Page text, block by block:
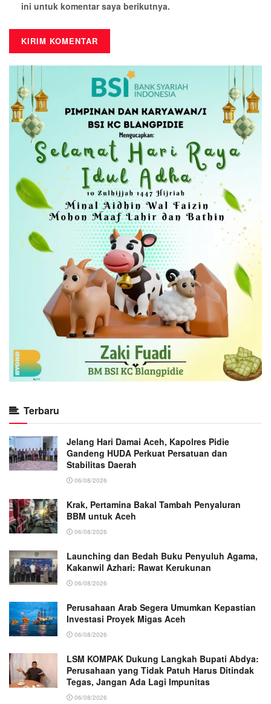
ini untuk komentar saya berikutnya.
Terbaru
Jelang Hari Damai Aceh, Kapolres Pidie
Gandeng HUDA Perkuat Persatuan dan
Stabilitas Daerah
06/08/2026
Krak, Pertamina Bakal Tambah Penyaluran
BBM untuk Aceh
06/08/2026
Launching dan Bedah Buku Penyuluh Agama,
Kakanwil Azhari: Rawat Kerukunan
06/08/2026
Perusahaan Arab Segera Umumkan Kepastian
Investasi Proyek Migas Aceh
06/08/2026
LSM KOMPAK Dukung Langkah Bupati Abdya:
Perusahaan yang Tidak Patuh Harus Ditindak
Tegas, Jangan Ada Lagi Impunitas
06/08/2026